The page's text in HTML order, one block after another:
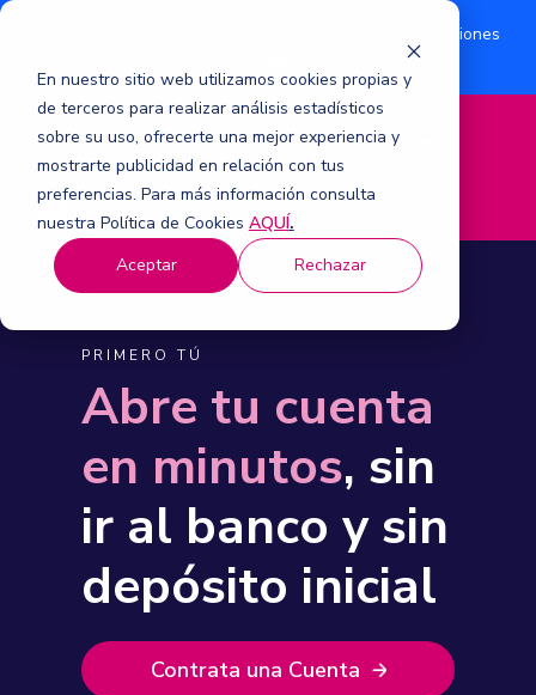
En nuestro sitio web utilizamos cookies propias y
de terceros para realizar análisis estadísticos
sobre su uso, ofrecerte una mejor experiencia y
mostrarte publicidad en relación con tus
preferencias. Para más información consulta
nuestra Política de Cookies AQUÍ.
Aceptar
Rechazar
¿Eres accionista? Conoce acerca de la suscripción de acciones
M
e
n
PRIMERO TÚ
Abre tu cuenta
en minutos, sin
ir al banco y sin
depósito inicial
Contrata una Cuenta